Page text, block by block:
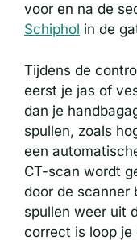
voor en na de
Schiphol in de
Tijdens de
eerst je jas of
dan je
spullen, zoals
een
CT-scan wordt
door de scanner
spullen weer uit
correct is loop je